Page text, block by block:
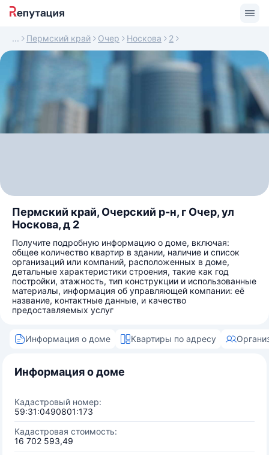
Пермский край Очер Носкова 2
Пермский край, Очерский р-н, г Очер, ул
Носкова, д 2
Получите подробную информацию о доме, включая:
общее количество квартир в здании, наличие и список
организаций или компаний, расположенных в доме,
детальные характеристики строения, такие как год
постройки, этажность, тип конструкции и использованные
материалы, информация об управляющей компании: её
название, контактные данные, и качество
предоставляемых услуг
Информация о доме Квартиры по адресу
Информация о доме
Кадастровый номер:
59:31:0490801:173
Кадастровая стоимость:
16 702 593,49